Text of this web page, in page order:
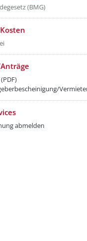
(BMG)
abmelden